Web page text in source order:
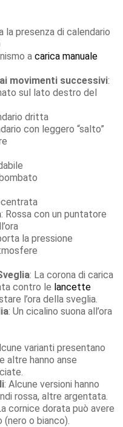
la presenza di calendario
acarica manuale
movimenti successivi:
sul lato destro del
dritta
con leggero “salto”
: Rossa con un puntatore
la pressione
: La corona di carica
contro le lancette
l’ora della sveglia.
: Un cicalino suona all’ora
varianti presentano
altre hanno anse
: Alcune versioni hanno
rossa, altre argentata.
cornice dorata può avere
o bianco).